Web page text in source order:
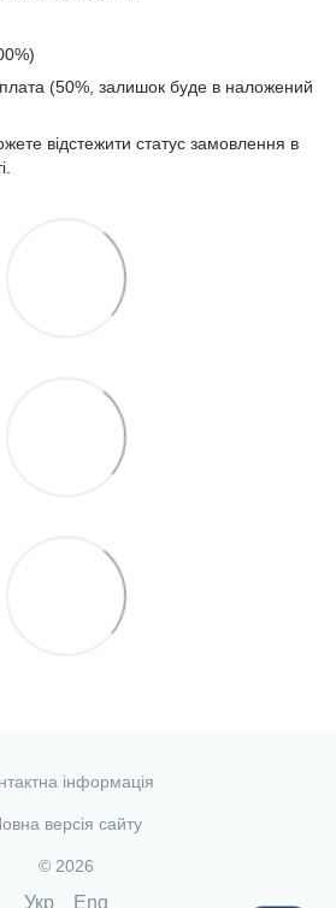
(50%, залишок буде в наложений
відстежити статус замовлення в
інформація
версія сайту
© 2026
Укр Eng